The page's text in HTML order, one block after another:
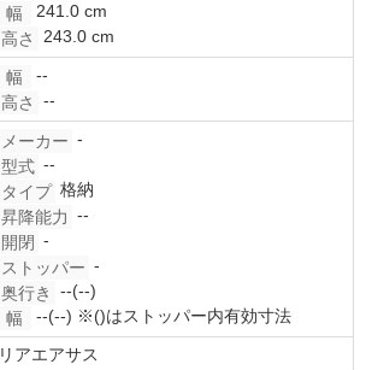
幅
241.0 cm
高さ
243.0 cm
幅
--
高さ
--
メーカー -
型式 --
タイプ 格納
昇降能力 --
開閉 -
ストッパー -
奥行き
--(--)
幅
--(--) ※()はストッパー内有効寸法
リアエアサス